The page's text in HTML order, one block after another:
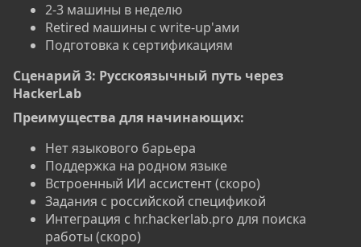
2-3 машины в неделю
Retired машины с write-up'ами
Подготовка к сертификациям
Сценарий 3: Русскоязычный путь через
HackerLab​
Преимущества для начинающих:
Нет языкового барьера
Поддержка на родном языке
Встроенный ИИ ассистент (скоро)
Задания с российской спецификой
Интеграция с hr.hackerlab.pro для поиска
работы (скоро)